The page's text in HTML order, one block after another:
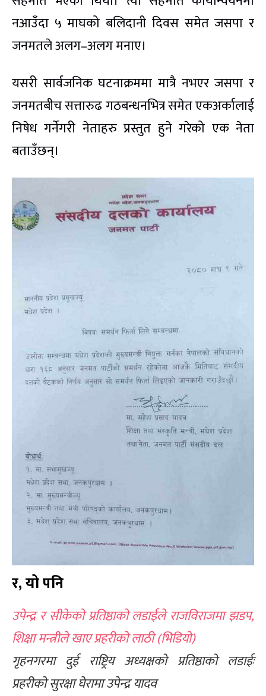
नआउँदा ५ माघको बलिदानी दिवस समेत जसपा र
जनमतले अलग–अलग मनाए।
यसरी सार्वजनिक घटनाक्रममा मात्रै नभएर जसपा र
जनमतबीच सत्तारुढ गठबन्धनभित्र समेत एकअर्कालाई
निषेध गर्नेगरी नेताहरु प्रस्तुत हुने गरेको एक नेता
बताउँछन्।
र, यो पनि
उपेन्द्र र सीकेको प्रतिष्ठाको लडाईले राजविराजमा झडप,
शिक्षा मन्त्रीले खाए प्रहरीको लाठी (भिडियो)
गृहनगरमा दुई राष्ट्रिय अध्यक्षको प्रतिष्ठाको लडाईः
प्रहरीको सुरक्षा घेरामा उपेन्द्र यादव